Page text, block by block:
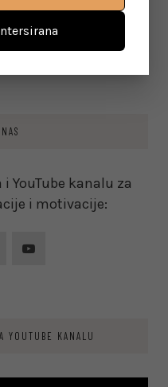
I SVJESNU PRISUTNOST
YouTube kanalu za
i motivacije:
KANALU